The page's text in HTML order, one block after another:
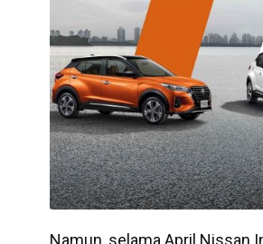
Namun, selama April Nissan